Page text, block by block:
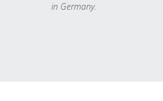
in Germany.